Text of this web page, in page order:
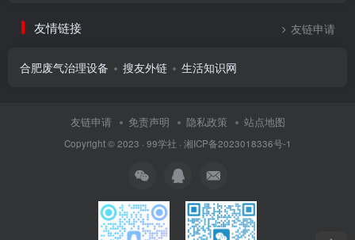
友情链接 友链申请
合肥废气治理设备 搜友外链 生活知识网
友链申请 免责声明 隐私政策 站点地图
Copyright © 2023 · 99学社 · 湘ICP备2023018336号-1